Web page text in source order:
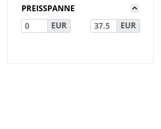
PREISSPANNE
EUR
EUR